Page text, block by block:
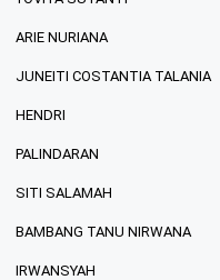
ARIE NURIANA
JUNEITI COSTANTIA TALANIA
HENDRI
PALINDARAN
SITI SALAMAH
BAMBANG TANU NIRWANA
IRWANSYAH